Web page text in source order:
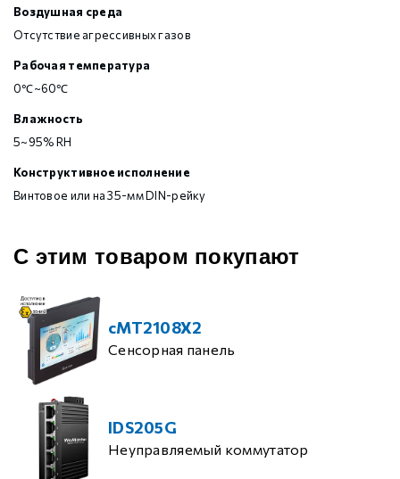
Воздушная среда
Отсутствие агрессивных газов
Рабочая температура
0℃~60℃
Влажность
5~95% RH
Конструктивное исполнение
Винтовое или на 35-мм DIN-рейку
С этим товаром покупают
cMT2108X2
Сенсорная панель
IDS205G
Неуправляемый коммутатор